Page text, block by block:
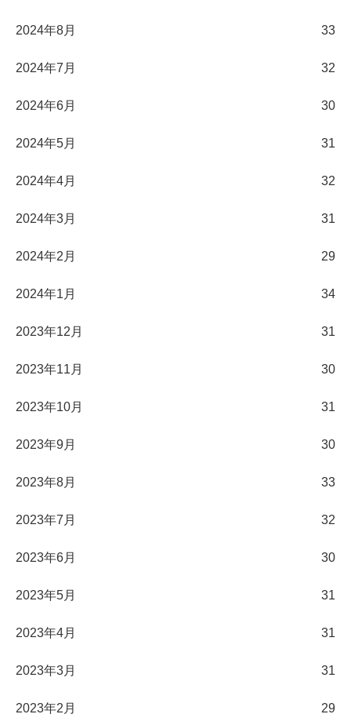
2024年8月 33
2024年7月 32
2024年6月 30
2024年5月 31
2024年4月 32
2024年3月 31
2024年2月 29
2024年1月 34
2023年12月 31
2023年11月 30
2023年10月 31
2023年9月 30
2023年8月 33
2023年7月 32
2023年6月 30
2023年5月 31
2023年4月 31
2023年3月 31
2023年2月 29